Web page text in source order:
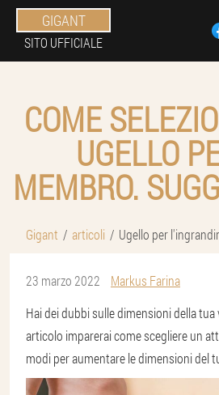
GIGANT
SITO UFFICIALE
COME
UGELLO
MEMBRO.
Gigant articoli Ugello per
23 marzo 2022
Markus Farina
Hai dei dubbi sulle dimensioni della
articolo imparerai come scegliere un
modi per aumentare le dimensioni del